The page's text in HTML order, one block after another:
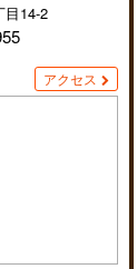
目14-2
アクセス